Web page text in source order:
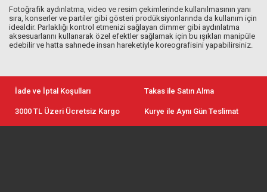
Fotoğrafik aydınlatma, video ve resim çekimlerinde kullanılmasının yanı
sıra, konserler ve partiler gibi gösteri prodüksiyonlarında da kullanım için
idealdir. Parlaklığı kontrol etmenizi sağlayan dimmer gibi aydınlatma
aksesuarlarını kullanarak özel efektler sağlamak için bu ışıkları manipüle
edebilir ve hatta sahnede insan hareketiyle koreografisini yapabilirsiniz.
İade ve İptal Koşulları Takas ile Satın Alma
3000 TL Üzeri Ücretsiz Kargo Kurye ile Aynı Gün Teslimat